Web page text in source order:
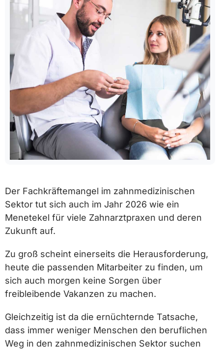
Der Fachkräftemangel im zahnmedizinischen
Sektor tut sich auch im Jahr 2026 wie ein
Menetekel für viele Zahnarztpraxen und deren
Zukunft auf.
Zu groß scheint einerseits die Herausforderung,
heute die passenden Mitarbeiter zu finden, um
sich auch morgen keine Sorgen über
freibleibende Vakanzen zu machen.
Gleichzeitig ist da die ernüchternde Tatsache,
dass immer weniger Menschen den beruflichen
Weg in den zahnmedizinischen Sektor suchen